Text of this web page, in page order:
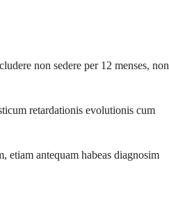
non sedere per 12 menses, non
retardationis evolutionis cum
etiam antequam habeas diagnosim